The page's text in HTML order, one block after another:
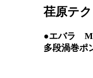
荏原テ
●エバラ
多段渦巻ポ